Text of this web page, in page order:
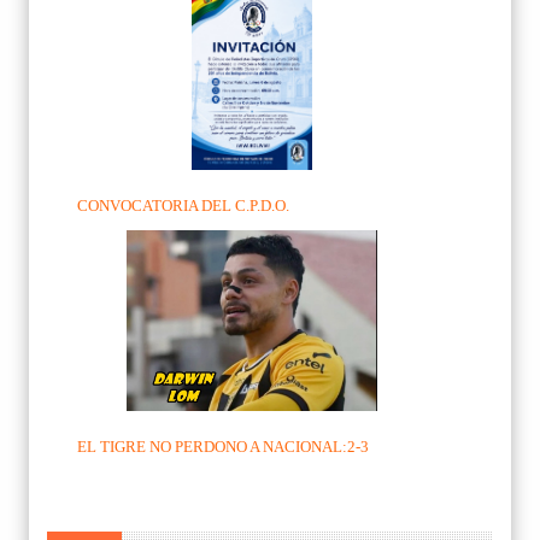
CONVOCATORIA DEL C.P.D.O.
EL TIGRE NO PERDONO A NACIONAL:2-3